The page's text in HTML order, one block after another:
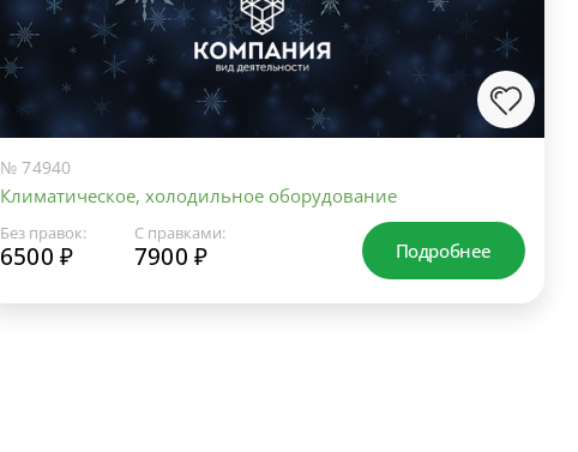
№ 74940
Климатическое, холодильное оборудование
Без правок:
6500 ₽
С правками:
7900 ₽ Подробнее